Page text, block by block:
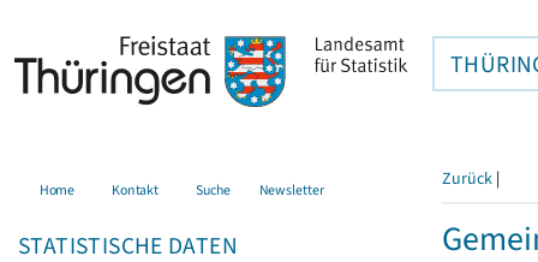
Home Kontakt Suche Newsletter
STATISTISCHE DATEN
Zurück |